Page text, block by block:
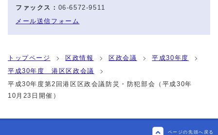
ファックス： 06-6572-9511
メール送信フォーム
トップページ 区政情報 区政会議
平成30年度
平成30年度 港区区政会議
平成30年度第2回港区区政会議防災・防犯部会（平成30年
10月23日開催）
ページの先頭へ戻る